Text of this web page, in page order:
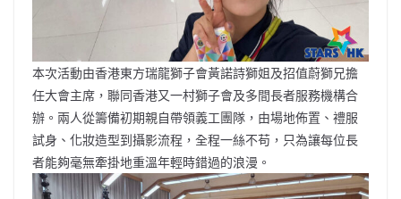
本次活動由香港東方瑞龍獅子會黃諾詩獅姐及招值蔚獅兄擔
任大會主席，聯同香港又一村獅子會及多間長者服務機構合
辦。兩人從籌備初期親自帶領義工團隊，由場地佈置、禮服
試身、化妝造型到攝影流程，全程一絲不苟，只為讓每位長
者能夠毫無牽掛地重溫年輕時錯過的浪漫。